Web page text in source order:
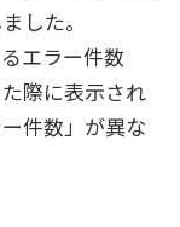
した。
エラー件数
際に表示され
件数」が異な